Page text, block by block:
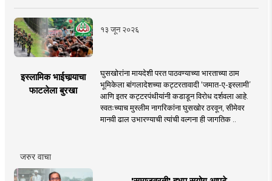
१३ जून २०२६
इस्लामिक भाईचार्‍याचा
फाटलेला बुरखा
घुसखोरांना मायदेशी परत पाठवण्याच्या भारताच्या ठाम
भूमिकेला बांगलादेशच्या कट्टरतावादी ‘जमात-ए-इस्लामी’
आणि इतर कट्टरपंथीयांनी कडाडून विरोध दर्शवला आहे.
स्वतःच्याच मुस्लीम नागरिकांना घुसखोर ठरवून, सीमेवर
मानवी ढाल उभारण्याची त्यांची वल्गना ही जागतिक ..
जरुर वाचा